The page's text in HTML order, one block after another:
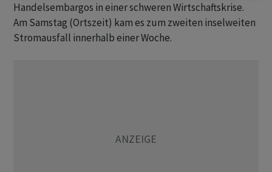
Handelsembargos in einer schweren Wirtschaftskrise.
Am Samstag (Ortszeit) kam es zum zweiten inselweiten
Stromausfall innerhalb einer Woche.